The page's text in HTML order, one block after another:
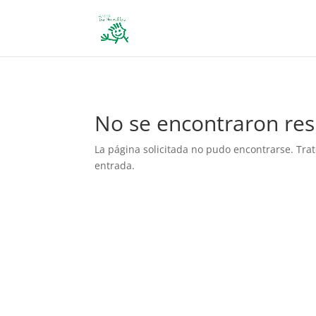
No se encontraron
La página solicitada no pudo encontrarse.
entrada.